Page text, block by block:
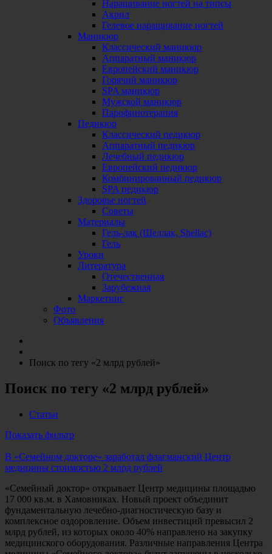
Наращивание ногтей на типсы
Акрил
Гелевое наращивание ногтей
Маникюр
Классический маникюр
Аппаратный маникюр
Европейский маникюр
Горячий маникюр
SPA маникюр
Мужской маникюр
Парофинотерапия
Педикюр
Классический педикюр
Аппаратный педикюр
Лечебный педикюр
Европейский педикюр
Комбинированный педикюр
SPA педикюр
Здоровье ногтей
Советы
Материалы
Гель-лак (Шеллак, Shellac)
Гель
Уроки
Литература
Отечественная
Зарубежная
Маркетинг
Фото
Объявления
Поиск по тегу «2 млрд рублей»
Поиск по тегу «2 млрд рублей»
Статьи
Показать фильтр
В «Семейном докторе» заработал флагманский Центр
медицины стоимостью 2 млрд рублей
«Семейный доктор» открывает Центр медицины площадью
17 000 кв.м. в Хамовниках. Новый проект объединит
фундаментальную лечебно-диагностическую базу и
комплексное оздоровление. Объем инвестиций превысил 2
млрд рублей, из которых около 40% направлено на закупку
медицинского оборудования. Различные направления Центра